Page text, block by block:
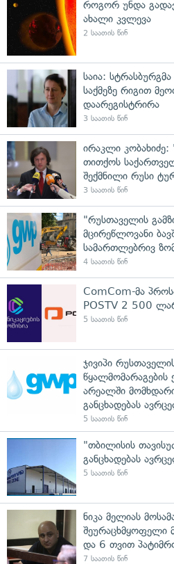
როგორ უნდა
ახალი კვლევა
2 საათის წინ
საია:
საქმეზე რიგით
დაარეგისტრირა
3 საათის წინ
ირაკლი კობახიძე:
თითქოს
შექმნილი რუსი
3 საათის წინ
"რუსთაველის
მცირეწლოვანი
სამართლებრივ
4 საათის წინ
ComCom-მა
POSTV 2 500
5 საათის წინ
ჯივიპი
წყალმომარაგების
არეალში მომხდარი
განცხადებას
5 საათის წინ
"თბილისის
განცხადებას
5 საათის წინ
ნიკა მელიას
შეურაცხმყოფელი
და 6 თვით
7 საათის წინ